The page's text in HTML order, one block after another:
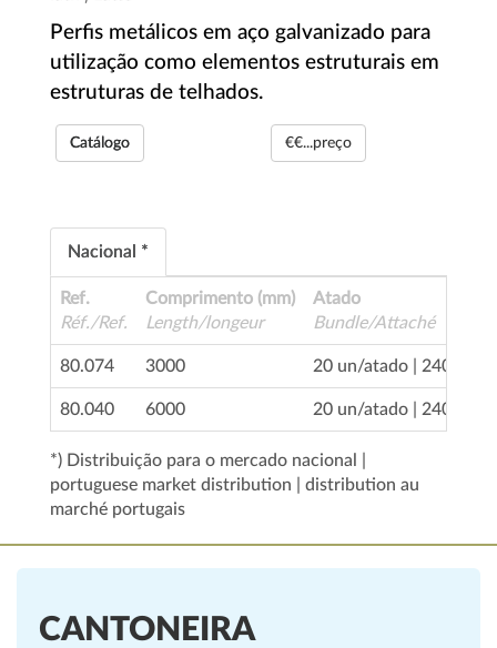
Perfis metálicos em aço galvanizado para
utilização como elementos estruturais em
estruturas de telhados.
Catálogo €€...preço
Nacional *
Ref.
Réf./Ref.
Comprimento (mm)
Length/longeur
Atado
Bundle/Attaché
80.074 3000 20 un/atado | 240 un/
80.040 6000 20 un/atado | 240 un/
*) Distribuição para o mercado nacional |
portuguese market distribution | distribution au
marché portugais
CANTONEIRA